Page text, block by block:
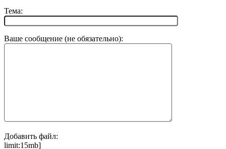
Тема:
Ваше сообщение (не обязательно):
Добавить файл:
limit:15mb]